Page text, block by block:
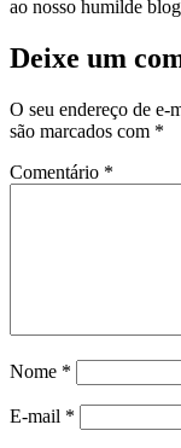
ao nosso humilde
Deixe um
O seu endereço de e-
são marcados com *
Comentário *
Nome *
E-mail *